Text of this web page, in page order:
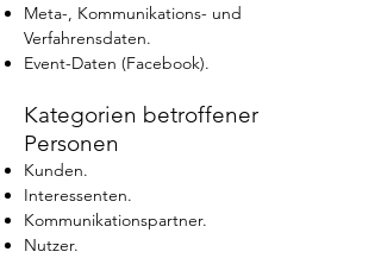
Meta-, Kommunikations- und
Verfahrensdaten.
Event-Daten (Facebook).
Kategorien betroffener
Personen
Kunden.
Interessenten.
Kommunikationspartner.
Nutzer.